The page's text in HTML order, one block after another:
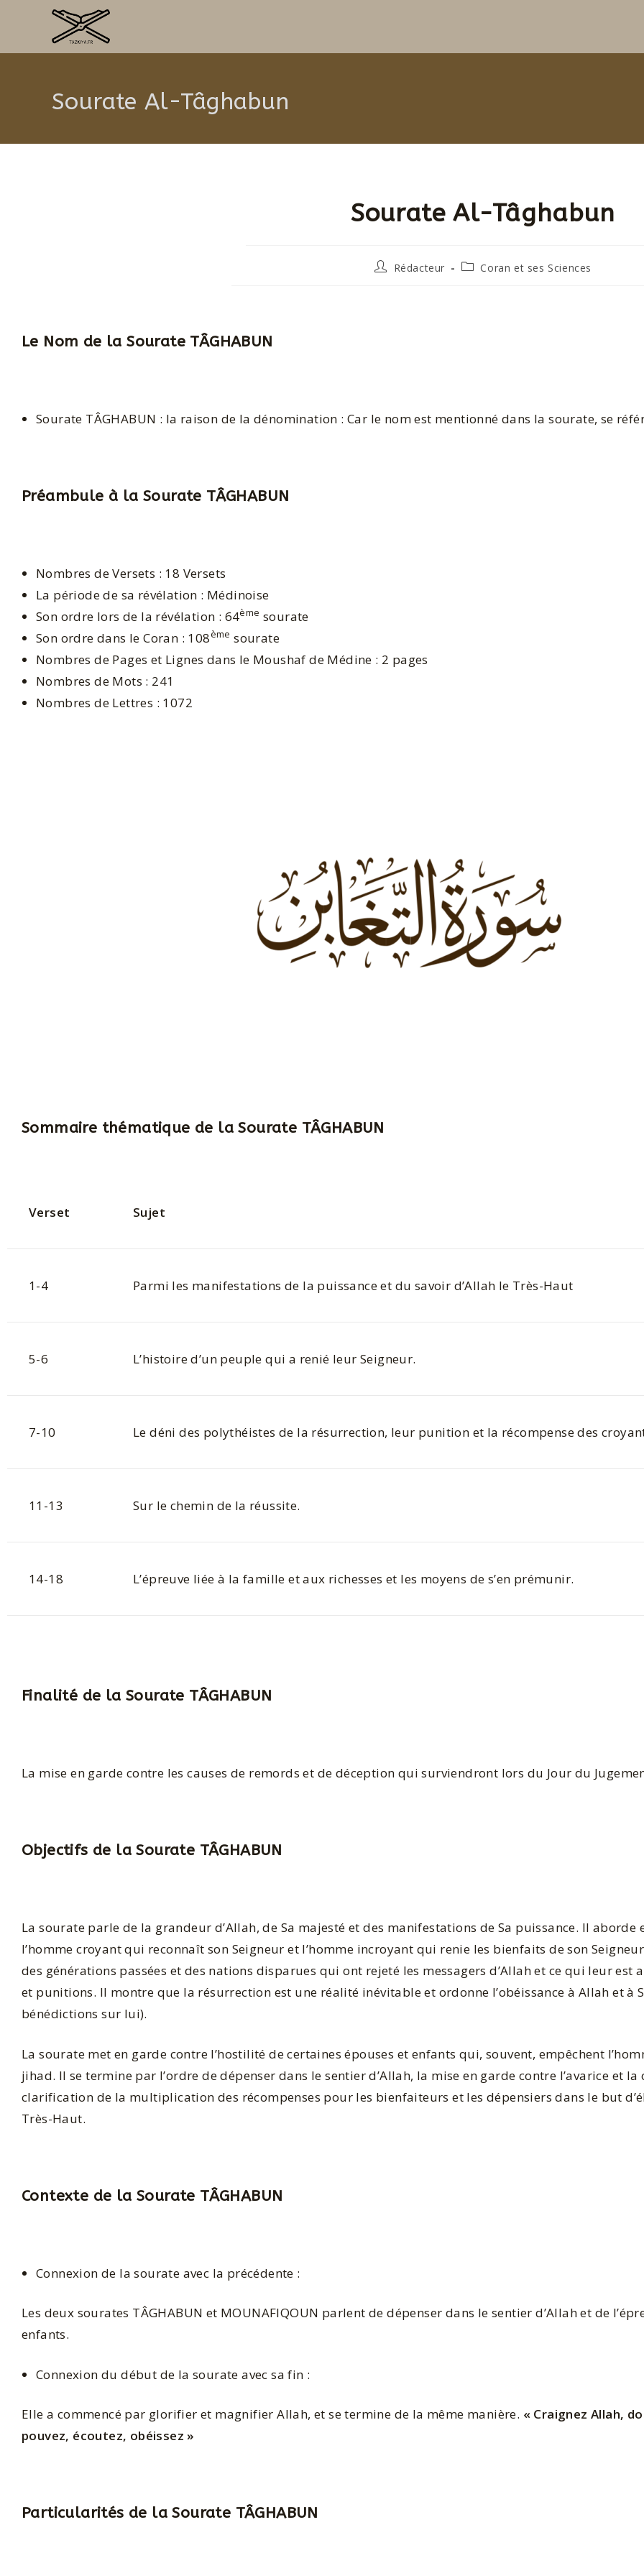
Sourate Al-Tâghabun
Sourate Al-Tâghabun
Rédacteur Coran et ses Sciences
Le Nom de la Sourate TÂGHABUN
Sourate TÂGHABUN : la raison de la dénomination : Car le nom est mentionné dans la sourate, se
Préambule à la Sourate TÂGHABUN
Nombres de Versets : 18 Versets
La période de sa révélation : Médinoise
Son ordre lors de la révélation : 64ème sourate
Son ordre dans le Coran : 108ème sourate
Nombres de Pages et Lignes dans le Moushaf de Médine : 2 pages
Nombres de Mots : 241
Nombres de Lettres : 1072
Sommaire thématique de la Sourate TÂGHABUN
Verset Sujet
1-4 Parmi les manifestations de la puissance et du savoir d’Allah le Très-Haut
5-6 L’histoire d’un peuple qui a renié leur Seigneur.
7-10 Le déni des polythéistes de la résurrection, leur punition et la récompense des
11-13 Sur le chemin de la réussite.
14-18 L’épreuve liée à la famille et aux richesses et les moyens de s’en prémunir.
Finalité de la Sourate TÂGHABUN
La mise en garde contre les causes de remords et de déception qui surviendront lors du Jour du
Objectifs de la Sourate TÂGHABUN
La sourate parle de la grandeur d’Allah, de Sa majesté et des manifestations de Sa puissance. Il aborde
l’homme croyant qui reconnaît son Seigneur et l’homme incroyant qui renie les bienfaits de son
des générations passées et des nations disparues qui ont rejeté les messagers d’Allah et ce qui leur est
et punitions. Il montre que la résurrection est une réalité inévitable et ordonne l’obéissance à Allah et à
bénédictions sur lui).
La sourate met en garde contre l’hostilité de certaines épouses et enfants qui, souvent, empêchent
jihad. Il se termine par l’ordre de dépenser dans le sentier d’Allah, la mise en garde contre l’avarice et
clarification de la multiplication des récompenses pour les bienfaiteurs et les dépensiers dans le but
Très-Haut.
Contexte de la Sourate TÂGHABUN
Connexion de la sourate avec la précédente :
Les deux sourates TÂGHABUN et MOUNAFIQOUN parlent de dépenser dans le sentier d’Allah et de
enfants.
Connexion du début de la sourate avec sa fin :
Elle a commencé par glorifier et magnifier Allah, et se termine de la même manière. « Craignez Allah,
pouvez, écoutez, obéissez »
Particularités de la Sourate TÂGHABUN